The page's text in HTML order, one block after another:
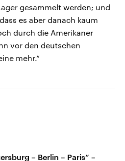
gesammelt werden; und
es aber danach kaum
durch die Amerikaner
vor den deutschen
mehr.“
– Berlin – Paris“ –